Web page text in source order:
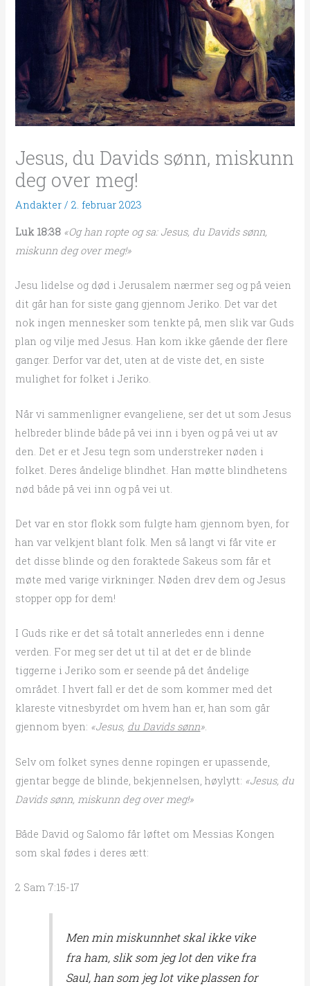
Jesus, du Davids sønn, miskunn
deg over meg!
Andakter /2. februar 2023
Luk 18:38 «Og han ropte og sa: Jesus, du Davids sønn,
miskunn deg over meg!»
Jesu lidelse og død i Jerusalem nærmer seg og på veien
dit går han for siste gang gjennom Jeriko. Det var det
nok ingen mennesker som tenkte på, men slik var Guds
plan og vilje med Jesus. Han kom ikke gående der flere
ganger. Derfor var det, uten at de viste det, en siste
mulighet for folket i Jeriko.
Når vi sammenligner evangeliene, ser det ut som Jesus
helbreder blinde både på vei inn i byen og på vei ut av
den. Det er et Jesu tegn som understreker nøden i
folket. Deres åndelige blindhet. Han møtte blindhetens
nød både på vei inn og på vei ut.
Det var en stor flokk som fulgte ham gjennom byen, for
han var velkjent blant folk. Men så langt vi får vite er
det disse blinde og den foraktede Sakeus som får et
møte med varige virkninger. Nøden drev dem og Jesus
stopper opp for dem!
I Guds rike er det så totalt annerledes enn i denne
verden. For meg ser det ut til at det er de blinde
tiggerne i Jeriko som er seende på det åndelige
området. I hvert fall er det de som kommer med det
klareste vitnesbyrdet om hvem han er, han som går
gjennom byen: «Jesus, du Davids sønn».
Selv om folket synes denne ropingen er upassende,
gjentar begge de blinde, bekjennelsen, høylytt: «Jesus, du
Davids sønn, miskunn deg over meg!»
Både David og Salomo får løftet om Messias Kongen
som skal fødes i deres ætt:
2 Sam 7:15-17
Men min miskunnhet skal ikke vike
fra ham, slik som jeg lot den vike fra
Saul, han som jeg lot vike plassen for